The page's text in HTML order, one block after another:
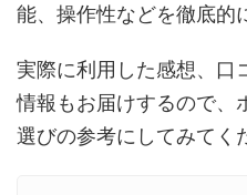
能、操作性などを徹底的
実際に利用した感想、口
情報もお届けするので、
選びの参考にしてみてく